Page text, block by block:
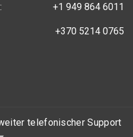
+1 949 864 6011
+370 5214 0765
telefonischer Support